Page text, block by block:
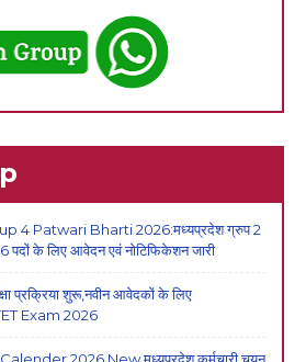
4 Patwari Bharti 2026:मध्यप्रदेश ग्रुप 2
पदों के लिए आवेदन एवं नोटिफिकेशन जारी
प्रक्रिया शुरू,नवीन आवेदकों के लिए
Exam 2026
2026 New,मध्यप्रदेश कर्मचारी चयन